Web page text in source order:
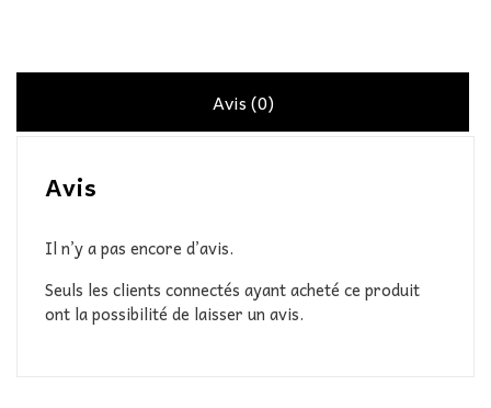
Avis (0)
Avis
Il n’y a pas encore d’avis.
Seuls les clients connectés ayant acheté ce produit
ont la possibilité de laisser un avis.